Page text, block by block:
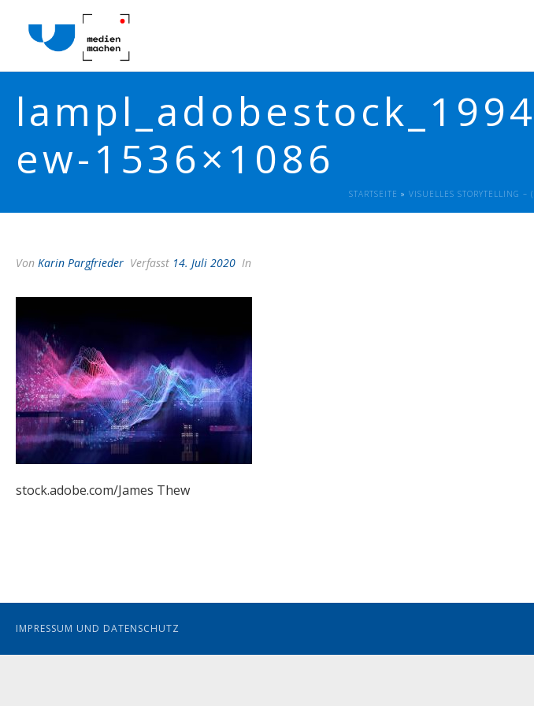
ew-1536×1086
STARTSEITE » VISUELLES STORYTELLING –
Von Karin Pargfrieder Verfasst 14. Juli 2020 In
stock.adobe.com/James Thew
IMPRESSUM UND DATENSCHUTZ